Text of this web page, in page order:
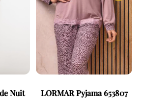
Nuit
LORMAR Pyjama 653807